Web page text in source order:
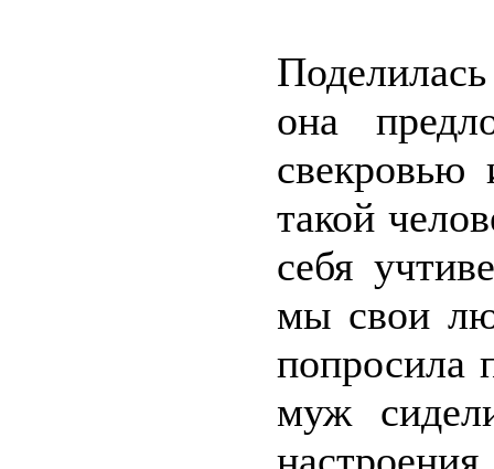
она
свекровью
такой
себя
мы свои
попросила
муж